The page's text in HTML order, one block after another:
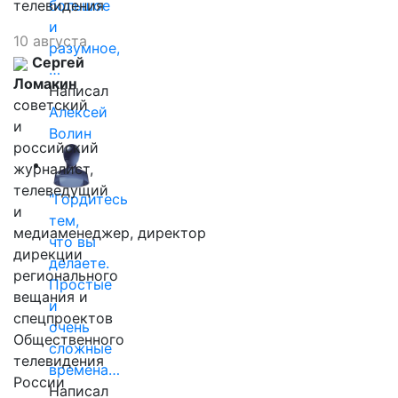
большое
и
разумное,
…
Написал
Алексей
Волин
"Гордитесь
тем,
что вы
делаете.
Простые
и
очень
сложные
времена…
Написал
телевидения
10 августа
Сергей
Ломакин
советский
и
российский
журналист,
телеведущий
и
медиаменеджер, директор
дирекции
регионального
вещания и
спецпроектов
Общественного
телевидения
России